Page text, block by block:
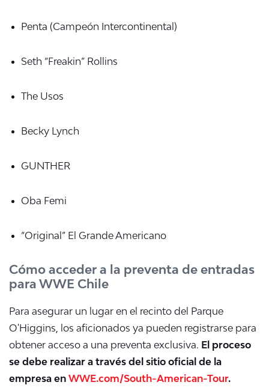
Penta (Campeón Intercontinental)
Seth “Freakin” Rollins
The Usos
Becky Lynch
GUNTHER
Oba Femi
“Original” El Grande Americano
Cómo acceder a la preventa de entradas
para WWE Chile
Para asegurar un lugar en el recinto del Parque
O'Higgins, los aficionados ya pueden registrarse para
obtener acceso a una preventa exclusiva. El proceso
se debe realizar a través del sitio oficial de la
empresa en WWE.com/South-American-Tour.